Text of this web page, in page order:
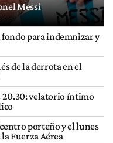
Messi
para indemnizar y
de la derrota en el
20.30: velatorio íntimo
porteño y el lunes
Fuerza Aérea